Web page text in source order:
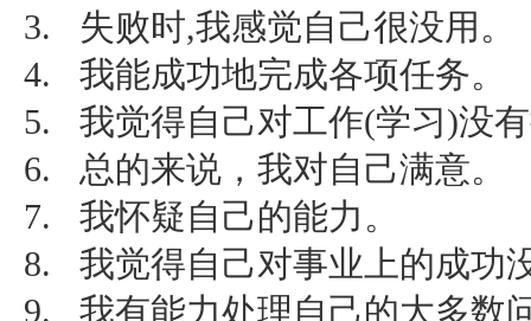
3. 失败时,我感觉自己很没用。
4. 我能成功地完成各项任务。
5. 我觉得自己对工作(学习)没
6. 总的来说，我对自己满意。
7. 我怀疑自己的能力。
8. 我觉得自己对事业上的成功
9. 我有能力处理自己的大多数